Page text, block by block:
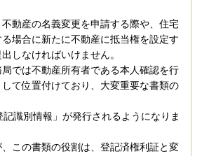
動産の名義変更を申請する際や、住宅
場合に新たに不動産に抵当権を設定す
しなければいけません。
では不動産所有者である本人確認を行
て位置付けており、大変重要な書類の
識別情報」が発行されるようになりま
この書類の役割は、登記済権利証と変